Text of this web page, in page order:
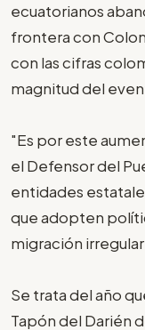
ecuatorianos
frontera con
con las cifras
magnitud del
"Es por este
el Defensor del
entidades
que adopten
migración
Se trata del año
Tapón del Darién